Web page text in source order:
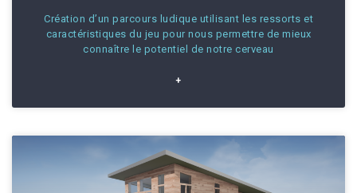
Création d’un parcours ludique utilisant les ressorts et
caractéristiques du jeu pour nous permettre de mieux
connaître le potentiel de notre cerveau
+